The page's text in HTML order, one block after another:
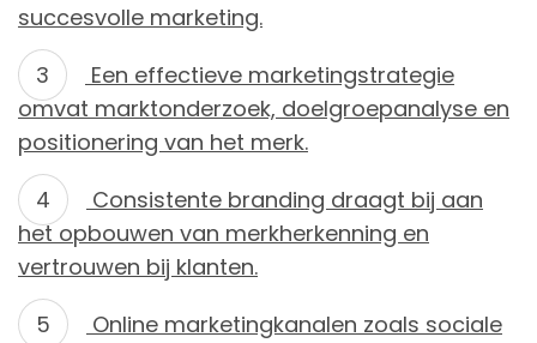
succesvolle marketing.
Een effectieve marketingstrategie
omvat marktonderzoek, doelgroepanalyse en
positionering van het merk.
Consistente branding draagt bij aan
het opbouwen van merkherkenning en
vertrouwen bij klanten.
Online marketingkanalen zoals sociale